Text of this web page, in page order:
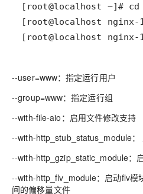
[root@localhost
--user=www：指定运行用户
--group=www：指定运行组
--with-file-aio：启用文件修改支持
--with-http_stub_status_module：
--with-http_gzip_static_module：
--with-http_flv_module：启动flv模
间的偏移量文件